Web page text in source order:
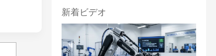
新着ビデオ